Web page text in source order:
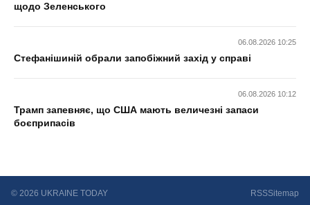
щодо Зеленського
06.08.2026 10:25
Стефанішиній обрали запобіжний захід у справі
06.08.2026 10:12
Трамп запевняє, що США мають величезні запаси
боєприпасів
© 2026 UKRAINE TODAY RSSSitemap